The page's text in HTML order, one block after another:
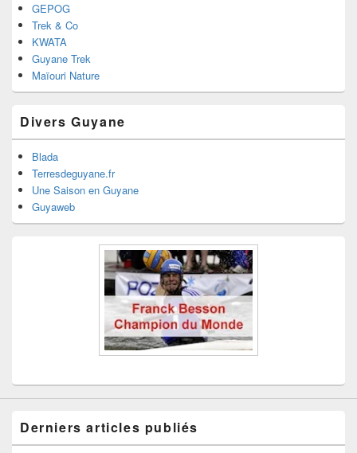
GEPOG
Trek & Co
KWATA
Guyane Trek
Maïouri Nature
Divers Guyane
Blada
Terresdeguyane.fr
Une Saison en Guyane
Guyaweb
Derniers articles publiés